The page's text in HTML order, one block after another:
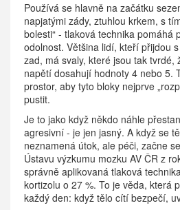
Používá se hlavně na začátku
napjatými zády, ztuhlou krkem, s
bolesti“ - tlaková technika pomáhá
odolnost. Většina lidí, kteří přijdou
zad, má svaly, které jsou tak tvrdé,
napětí dosahují hodnoty 4 nebo 5.
prostor, aby tyto bloky nejprve
pustit.
Je to jako když někdo náhle
agresivní - je jen jasný. A když se
neznamená útok, ale péči, začne
Ústavu výzkumu mozku AV ČR z
správně aplikovaná tlaková
kortizolu o 27 %. To je věda, která
každý den: když tělo cítí bezpečí,